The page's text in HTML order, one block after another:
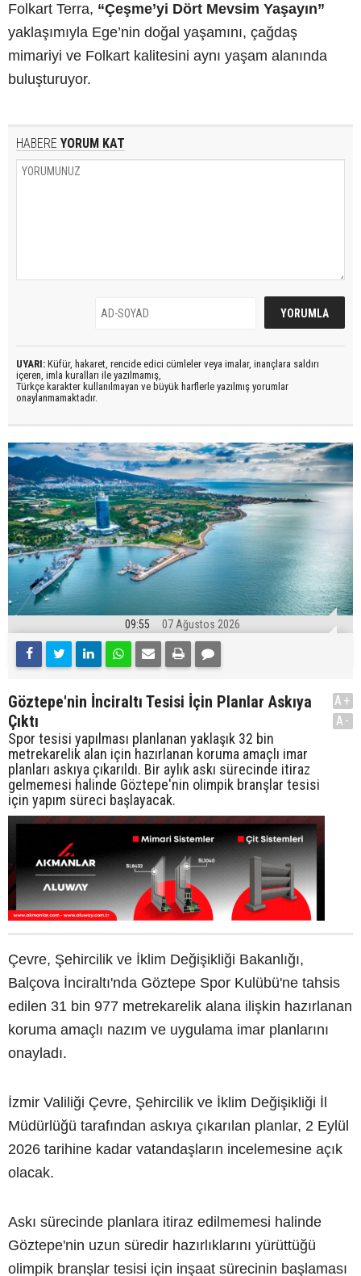
Folkart Terra, “Çeşme’yi Dört Mevsim Yaşayın”
yaklaşımıyla Ege’nin doğal yaşamını, çağdaş
mimariyi ve Folkart kalitesini aynı yaşam alanında
buluşturuyor.
HABERE YORUM KAT
UYARI: Küfür, hakaret, rencide edici cümleler veya imalar, inançlara saldırı
içeren, imla kuralları ile yazılmamış,
Türkçe karakter kullanılmayan ve büyük harflerle yazılmış yorumlar
onaylanmamaktadır.
09:55 07 Ağustos 2026
Göztepe'nin İnciraltı Tesisi İçin Planlar Askıya
Çıktı
Spor tesisi yapılması planlanan yaklaşık 32 bin
metrekarelik alan için hazırlanan koruma amaçlı imar
planları askıya çıkarıldı. Bir aylık askı sürecinde itiraz
gelmemesi halinde Göztepe'nin olimpik branşlar tesisi
için yapım süreci başlayacak.
A+
A-
Çevre, Şehircilik ve İklim Değişikliği Bakanlığı,
Balçova İnciraltı'nda Göztepe Spor Kulübü'ne tahsis
edilen 31 bin 977 metrekarelik alana ilişkin hazırlanan
koruma amaçlı nazım ve uygulama imar planlarını
onayladı.
İzmir Valiliği Çevre, Şehircilik ve İklim Değişikliği İl
Müdürlüğü tarafından askıya çıkarılan planlar, 2 Eylül
2026 tarihine kadar vatandaşların incelemesine açık
olacak.
Askı sürecinde planlara itiraz edilmemesi halinde
Göztepe'nin uzun süredir hazırlıklarını yürüttüğü
olimpik branşlar tesisi için inşaat sürecinin başlaması